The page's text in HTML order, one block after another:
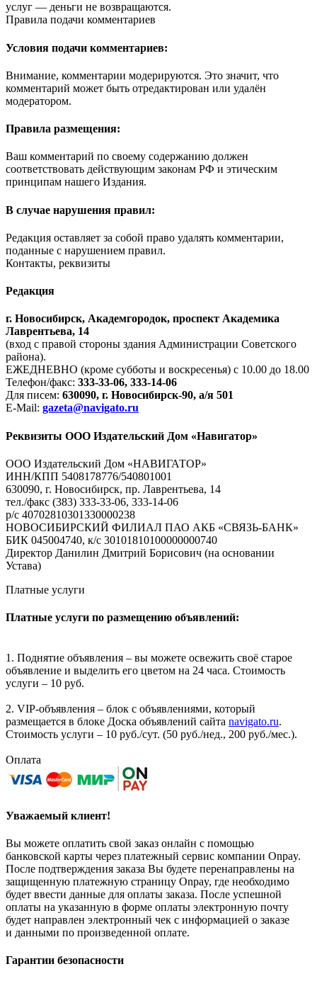
услуг — деньги не возвращаются.
Правила подачи комментариев
Условия подачи комментариев:
Внимание, комментарии модерируются. Это значит, что
комментарий может быть отредактирован или удалён
модератором.
Правила размещения:
Ваш комментарий по своему содержанию должен
соответствовать действующим законам РФ и этическим
принципам нашего Издания.
В случае нарушения правил:
Редакция оставляет за собой право удалять комментарии,
поданные с нарушением правил.
Контакты, реквизиты
Редакция
г. Новосибирск, Академгородок, проспект Академика
Лаврентьева, 14
(вход с правой стороны здания Администрации Советского
района).
ЕЖЕДНЕВНО (кроме субботы и воскресенья) с 10.00 до 18.00
Телефон/факс: 333-33-06, 333-14-06
Для писем: 630090, г. Новосибирск-90, а/я 501
E-Mail: gazeta@navigato.ru
Реквизиты ООО Издательский Дом «Навигатор»
ООО Издательский Дом «НАВИГАТОР»
ИНН/КПП 5408178776/540801001
630090, г. Новосибирск, пр. Лаврентьева, 14
тел./факс (383) 333-33-06, 333-14-06
р/с 40702810301330000238
НОВОСИБИРСКИЙ ФИЛИАЛ ПАО АКБ «СВЯЗЬ-БАНК»
БИК 045004740, к/с 30101810100000000740
Директор Данилин Дмитрий Борисович (на основании
Устава)
Платные услуги
Платные услуги по размещению объявлений:
1. Поднятие объявления – вы можете освежить своё старое
объявление и выделить его цветом на 24 часа. Стоимость
услуги – 10 руб.
2. VIP-объявления – блок с объявлениями, который
размещается в блоке Доска объявлений сайта navigato.ru.
Стоимость услуги – 10 руб./сут. (50 руб./нед., 200 руб./мес.).
Оплата
Уважаемый клиент!
Вы можете оплатить свой заказ онлайн с помощью
банковской карты через платежный сервис компании Onpay.
После подтверждения заказа Вы будете перенаправлены на
защищенную платежную страницу Onpay, где необходимо
будет ввести данные для оплаты заказа. После успешной
оплаты на указанную в форме оплаты электронную почту
будет направлен электронный чек с информацией о заказе
и данными по произведенной оплате.
Гарантии безопасности